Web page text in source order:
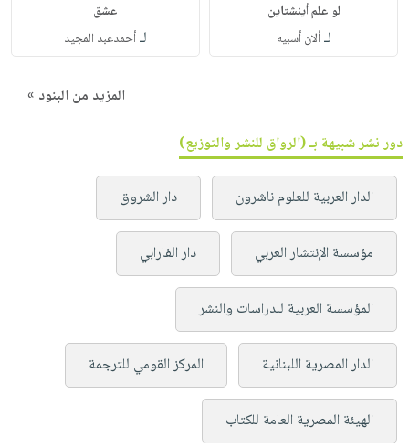
لو علم أينشتاين
لـألان أسبيه
عشق
لـأحمدعبد المجيد
المزيد من البنود »
دور نشر شبيهة بـ (الرواق للنشر والتوزيع)
الدار العربية للعلوم ناشرون دار الشروق
مؤسسة الإنتشار العربي دار الفارابي
المؤسسة العربية للدراسات والنشر
الدار المصرية اللبنانية المركز القومي للترجمة
الهيئة المصرية العامة للكتاب